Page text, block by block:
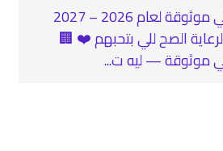
شركات تمريض منزلي موثوقة لعام 2026 – 2027
الصح للي بتحبهم ❤️ 🏢
موثوقة — ليه ت...